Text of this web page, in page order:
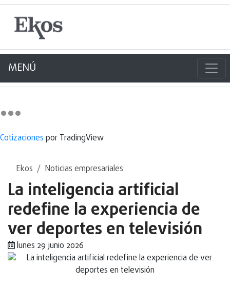
MENÚ
Cotizaciones por TradingView
Ekos Noticias empresariales
La inteligencia artificial
redefine la experiencia de
ver deportes en televisión
lunes 29 junio 2026